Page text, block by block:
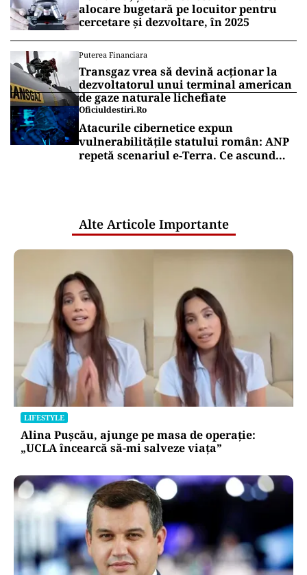
alocare bugetară pe locuitor pentru
cercetare și dezvoltare, în 2025
Puterea Financiara
Transgaz vrea să devină acționar la
dezvoltatorul unui terminal american
de gaze naturale lichefiate
Oficiuldestiri.ro
Atacurile cibernetice expun
vulnerabilitățile statului român: ANP
repetă scenariul e‑Terra. Ce ascund
Alte Articole Importante
LIFESTYLE
Alina Pușcău, ajunge pe masa de operație:
„UCLA încearcă să-mi salveze viața”